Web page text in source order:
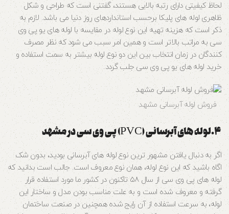
لحاظ کیفیتی دارای رتبه بالایی هستند، گفتنی است که طراحی و شکل
ظاهری لوله‌ های پلیکا برحسب استانداردهای روز دنیا می‌ باشد. لازم به
ذکر است که هزینه تهیه این نوع لوله در مقایسه با لوله‌ های یو پی وی
سی به مراتب بالاتر است و همین امر سبب می‌ شود که نظر مصرف‌
کنندگان در زمان انتخاب بین این دو نوع لوله بیشتر به سمت استفاده و
خرید لوله‌ های یو پی وی سی جلب گردد.
فروش لوله آبرسانی مشهد
۴.لوله‌ های آبرسانی (PVC) پی وی سی در مشهد
اگر به دنبال یافتن مشهور‌ ترین نوع لوله‌ های آبرسانی بودید، بدون شک
اگاه باشید که این نوع لوله، همان نوع معروف است. جالب است بدانید که
لوله‌ های پی وی سی از سال ۵۸ تاکنون در کشور ما مورد استفاده قرار
گرفته و معروف شده است و به علت مناسب بودن مدل و ساختار این
لوله، به سرعت استفاده از آن رایج شده همچنین در صنعت ساختمان